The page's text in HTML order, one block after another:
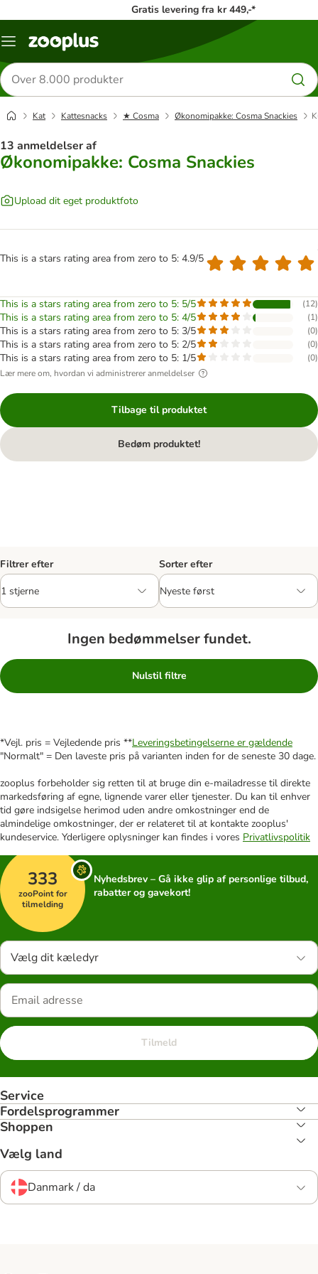
Gratis levering fra kr 449,-*
Menu
Søg
efter
produkter
Kat Kattesnacks ★ Cosma Økonomipakke: Cosma Snackies
13 anmeldelser af
Økonomipakke: Cosma Snackies
Upload dit eget produktfoto
This is a stars rating area from zero to 5: 4.9/5
This is a stars rating area from zero to 5: 5/5 (12)
This is a stars rating area from zero to 5: 4/5 (1)
This is a stars rating area from zero to 5: 3/5 (0)
This is a stars rating area from zero to 5: 2/5 (0)
This is a stars rating area from zero to 5: 1/5 (0)
Lær mere om, hvordan vi administrerer anmeldelser
Tilbage til produktet
Bedøm produktet!
Filtrer efter Sorter efter
Ingen bedømmelser fundet.
Nulstil filtre
*Vejl. pris = Vejledende pris **Leveringsbetingelserne er gældende
"Normalt" = Den laveste pris på varianten inden for de seneste 30 dage.
zooplus forbeholder sig retten til at bruge din e-mailadresse til direkte
markedsføring af egne, lignende varer eller tjenester. Du kan til enhver
tid gøre indsigelse herimod uden andre omkostninger end de
almindelige omkostninger, der er relateret til at kontakte zooplus'
kundeservice. Yderligere oplysninger kan findes i vores Privatlivspolitik
333
zooPoint for
tilmelding
Nyhedsbrev – Gå ikke glip af personlige tilbud,
rabatter og gavekort!
Vælg dit kæledyr
Tilmeld
Service
Fordelsprogrammer
Shoppen
Vælg land
Danmark / da